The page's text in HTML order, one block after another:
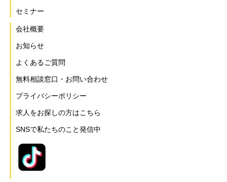
セミナー
会社概要
お知らせ
よくあるご質問
無料相談窓口・お問い合わせ
プライバシーポリシー
求人をお探しの方はこちら
SNSで私たちのこと発信中